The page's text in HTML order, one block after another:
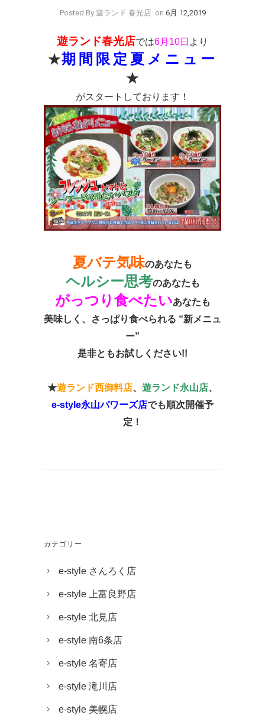
Posted By 遊ランド 春光店 on 6月 12,2019
遊ランド春光店では6月10日 より
★期間限定夏メニュー
★
がスタートしております！
夏バテ気味のあなたも
ヘルシー思考のあなたも
がっつり食べたいあなたも
美味しく、さっぱり食べられる “新メニュ
ー”
是非ともお試しください!!
★遊ランド西御料店、 遊ランド永山店、
e-style永山パワーズ店でも順次開催予
定！
カテゴリー
e-style さんろく店
e-style 上富良野店
e-style 北見店
e-style 南6条店
e-style 名寄店
e-style 滝川店
e-style 美幌店